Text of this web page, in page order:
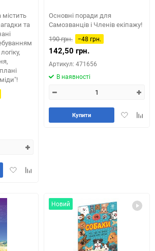
та
ДодатиДодайте
порівняння
Основні поради для
Самозванців і Членів екіпажу!
190 грн.
−48 грн.
142,50 грн.
Артикул: 471656
В наявності
Додати
Купити
Новий